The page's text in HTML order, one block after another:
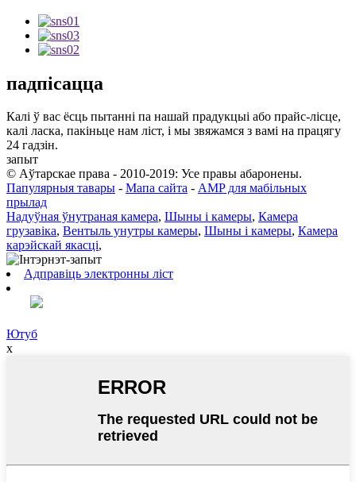
падпісацца
Калі ў вас ёсць пытанні па нашай прадукцыі або прайс-лісце,
калі ласка, пакіньце нам ліст, і мы звяжамся з вамі на працягу
24 гадзін.
запыт
© Аўтарскае права - 2010-2019: Усе правы абаронены.
Папулярныя тавары - Мапа сайта - AMP для мабільных
прылад
Надуўная ўнутраная камера, Шыны і камеры, Камера
грузавіка, Вентыль унутры камеры, Шыны і камеры, Камера
карэйскай якасці,
Адправіць электронны ліст
Ютуб
x